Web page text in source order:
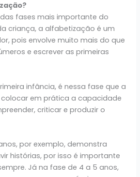
fases mais importante do
criança, a alfabetização é um
pois envolve muito mais do que
e escrever as primeiras
infância, é nessa fase que a
em prática a capacidade
criticar e produzir o
por exemplo, demonstra
histórias, por isso é importante
Já na fase de 4 a 5 anos,